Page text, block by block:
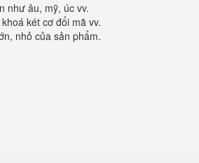
như âu, mỹ, úc vv.
két cơ đổi mã vv.
nhỏ của sản phẩm.